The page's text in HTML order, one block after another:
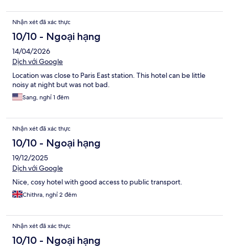
Nhận xét đã xác thực
10/10 - Ngoại hạng
14/04/2026
Dịch với Google
Location was close to Paris East station. This hotel can be little
noisy at night but was not bad.
Sang, nghỉ 1 đêm
Nhận xét đã xác thực
10/10 - Ngoại hạng
19/12/2025
Dịch với Google
Nice, cosy hotel with good access to public transport.
Chithra, nghỉ 2 đêm
Nhận xét đã xác thực
10/10 - Ngoại hạng